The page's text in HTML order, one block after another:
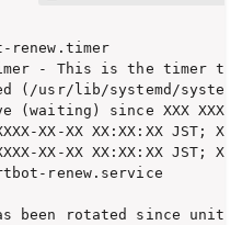
renew.timer
- This is the timer to
(/usr/lib/systemd/
since XXX XXXX-
XX-XX XX:XX:XX JST; X
XX-XX XX:XX:XX JST;
renew.service
been rotated since unit